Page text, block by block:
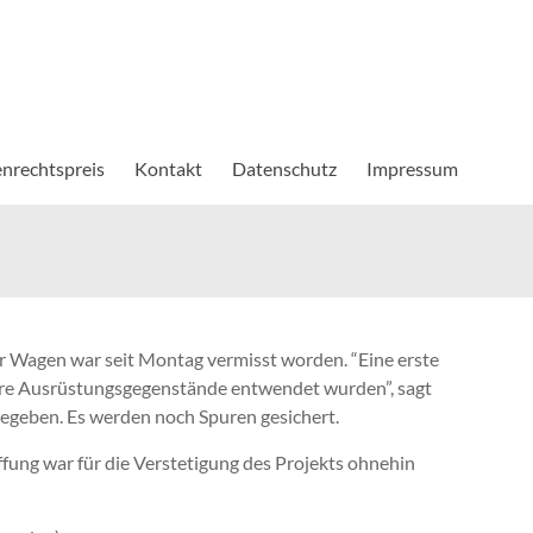
Kontakt Datenschutz Impressum
war seit Montag vermisst worden. “Eine erste
Ausrüstungsgegenstände entwendet wurden”, sagt
Es werden noch Spuren gesichert.
war für die Verstetigung des Projekts ohnehin